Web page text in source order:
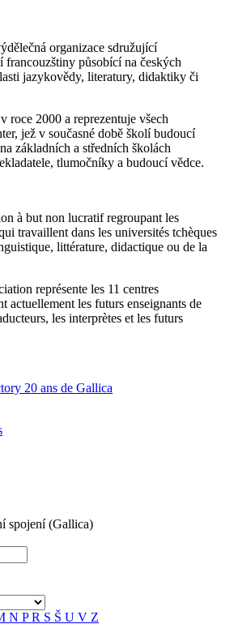
organizace sdružující
působící na českých
jazykovědy, literatury, didaktiky či
roce 2000 a reprezentuje všech
jež v současné době školí budoucí
základních a středních školách
tlumočníky a budoucí vědce.
à but non lucratif regroupant les
travaillent dans les universités tchèques
littérature, didactique ou de la
représente les 11 centres
actuellement les futurs enseignants de
les interprètes et les futurs
20 ans de Gallica
spojení (Gallica)
N PR S Š U V Z